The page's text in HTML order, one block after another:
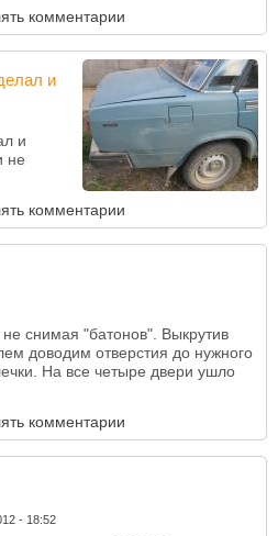
комментарии
и
и
не
комментарии
снимая "батонов". Выкрутив
доводим отверстия до нужного
На все четыре двери ушло
комментарии
- 18:52